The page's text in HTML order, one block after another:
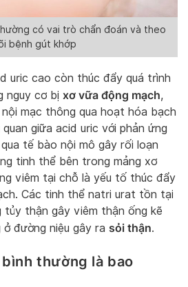
có vai trò chẩn đoán và theo
bệnh gút khớp
uric cao còn thúc đẩy quá trình
nguy cơ bị xơ vữa động mạch,
mạc thông qua hoạt hóa bạch
giữa acid uric với phản ứng
tế bào nội mô gây rối loạn
tinh thể bên trong mảng xơ
viêm tại chỗ là yếu tố thúc đẩy
Các tinh thể natri urat tồn tại
tủy thận gây viêm thận ống kẽ
đường niệu gây ra sỏi thận.
thường là bao